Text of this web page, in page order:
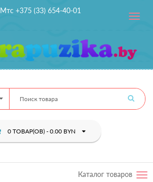
Мтс +375 (33) 654-40-01
Toggle
0 ТОВАР(ОВ) - 0.00 BYN
Каталог товаров